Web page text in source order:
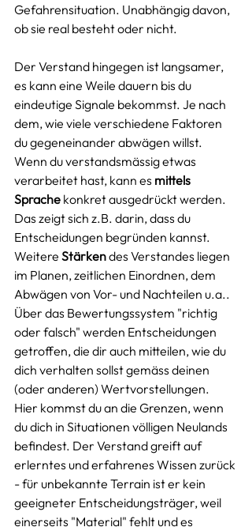
Gefahrensituation. Unabhängig davon,
ob sie real besteht oder nicht.
Der Verstand hingegen ist langsamer,
es kann eine Weile dauern bis du
eindeutige Signale bekommst. Je nach
dem, wie viele verschiedene Faktoren
du gegeneinander abwägen willst.
Wenn du verstandsmässig etwas
verarbeitet hast, kann es mittels
Sprache konkret ausgedrückt werden.
Das zeigt sich z.B. darin, dass du
Entscheidungen begründen kannst.
Weitere Stärken des Verstandes liegen
im Planen, zeitlichen Einordnen, dem
Abwägen von Vor- und Nachteilen u.a..
Über das Bewertungssystem "richtig
oder falsch" werden Entscheidungen
getroffen, die dir auch mitteilen, wie du
dich verhalten sollst gemäss deinen
(oder anderen) Wertvorstellungen.
Hier kommst du an die Grenzen, wenn
du dich in Situationen völligen Neulands
befindest. Der Verstand greift auf
erlerntes und erfahrenes Wissen zurück
- für unbekannte Terrain ist er kein
geeigneter Entscheidungsträger, weil
einerseits "Material" fehlt und es